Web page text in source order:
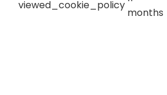
viewed_cookie_policy
months